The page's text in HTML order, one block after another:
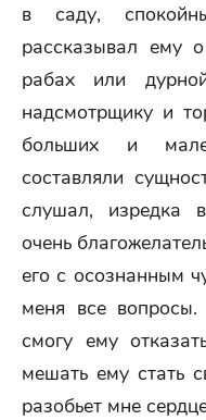
в саду,
рассказывал ему
рабах или
надсмотрщику и
больших и
составляли
слушал, изредка
очень
его с осознанным
меня все
смогу ему
мешать ему стать
разобьет мне